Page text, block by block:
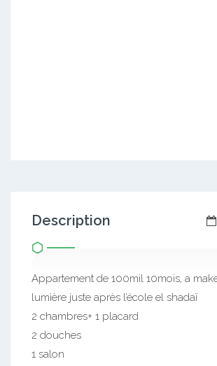
Description
Appartement de 100mil 10mois, a
lumière juste après l’école el shadaï
2 chambres+ 1 placard
2 douches
1 salon